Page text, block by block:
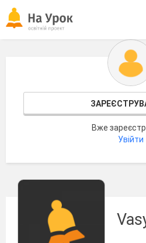
Вже
Увійти